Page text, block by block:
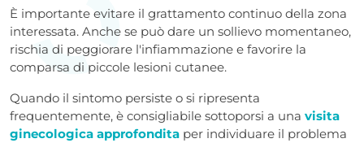
È importante evitare il grattamento continuo della zona
interessata. Anche se può dare un sollievo momentaneo,
rischia di peggiorare l'infiammazione e favorire la
comparsa di piccole lesioni cutanee.
Quando il sintomo persiste o si ripresenta
frequentemente, è consigliabile sottoporsi a una visita
ginecologica approfondita per individuare il problema